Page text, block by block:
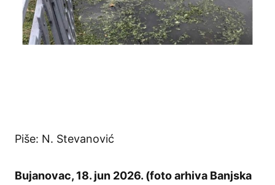
Piše: N. Stevanović
Bujanovac, 18. jun 2026. (foto arhiva Banjska